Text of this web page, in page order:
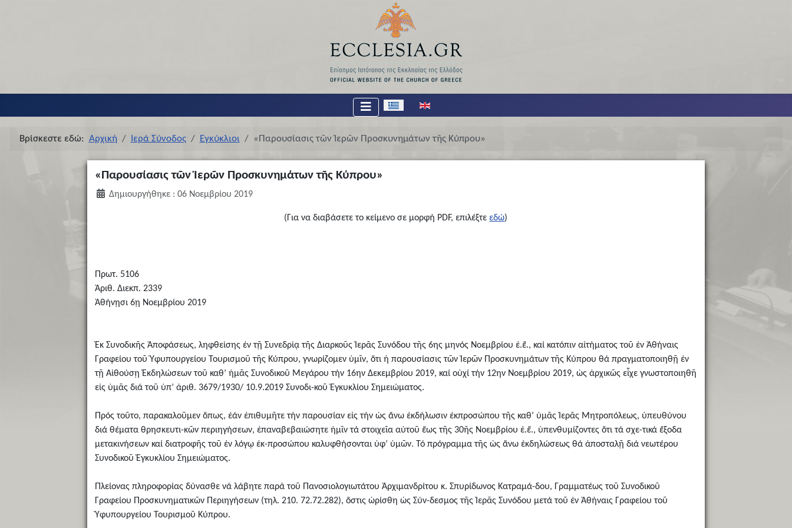
Επιλέξτε τη γλώσσα σας
Βρίσκεστε εδώ: Αρχική Ιερά Σύνοδος Εγκύκλιοι «Παρουσίασις τῶν Ἱερῶν Προσκυνημάτων τῆς Κύπρου»
«Παρουσίασις τῶν Ἱερῶν Προσκυνημάτων τῆς Κύπρου»
Δημιουργήθηκε : 06 Νοεμβρίου 2019
(Για να διαβάσετε το κείμενο σε μορφή PDF, επιλέξτεεδώ)
Πρωτ. 5106
Ἀριθ. Διεκπ. 2339
Ἀθήνῃσι 6ῃ Νοεμβρίου 2019
Ἐκ Συνοδικῆς Ἀποφάσεως, ληφθείσης ἐν τῇ Συνεδρίᾳ τῆς Διαρκοῦς Ἱερᾶς Συνόδου τῆς 6ης μηνός Νοεμβρίου ἐ.ἔ., καί κατόπιν αἰτήματος τοῦ ἐν Ἀθήναις
Γραφείου τοῦ Ὑφυπουργείου Τουρισμοῦ τῆς Κύπρου, γνωρίζομεν ὑμῖν, ὅτι ἡ παρουσίασις τῶν Ἱερῶν Προσκυνημάτων τῆς Κύπρου θά πραγματοποιηθῇ ἐν
τῇ Αἰθούσῃ Ἐκδηλώσεων τοῦ καθ’ ἡμᾶς Συνοδικοῦ Μεγάρου τήν 16ην Δεκεμβρίου 2019, καί οὐχί τήν 12ην Νοεμβρίου 2019, ὡς ἀρχικῶς εἶχε γνωστοποιηθῆ
εἰς ὑμᾶς διά τοῦ ὑπ’ ἀριθ. 3679/1930/ 10.9.2019 Συνοδι-κοῦ Ἐγκυκλίου Σημειώματος.
Πρός τοῦτο, παρακαλοῦμεν ὅπως, ἐάν ἐπιθυμῆτε τήν παρουσίαν εἰς τήν ὡς ἄνω ἐκδήλωσιν ἐκπροσώπου τῆς καθ’ ὑμᾶς Ἱερᾶς Μητροπόλεως, ὑπευθύνου
διά θέματα θρησκευτι-κῶν περιηγήσεων, ἐπαναβεβαιώσητε ἡμῖν τά στοιχεῖα αὐτοῦ ἕως τῆς 30ῆς Νοεμβρίου ἐ.ἔ., ὑπενθυμίζοντες ὅτι τά σχε-τικά ἔξοδα
μετακινήσεων καί διατροφῆς τοῦ ἐν λόγῳ ἐκ-προσώπου καλυφθήσονται ὑφ’ ὑμῶν. Τό πρόγραμμα τῆς ὡς ἄνω ἐκδηλώσεως θά ἀποσταλῇ διά νεωτέρου
Συνοδικοῦ Ἐγκυκλίου Σημειώματος.
Πλείονας πληροφορίας δύνασθε νά λάβητε παρά τοῦ Πανοσιολογιωτάτου Ἀρχιμανδρίτου κ. Σπυρίδωνος Κατραμά-δου, Γραμματέως τοῦ Συνοδικοῦ
Γραφείου Προσκυνηματικῶν Περιηγήσεων (τηλ. 210. 72.72.282), ὅστις ὡρίσθη ὡς Σύν-δεσμος τῆς Ἱερᾶς Συνόδου μετά τοῦ ἐν Ἀθήναις Γραφείου τοῦ
Ὑφυπουργείου Τουρισμοῦ Κύπρου.